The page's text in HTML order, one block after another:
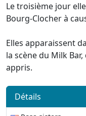
Le troisième jour
Bourg-Clocher à
Elles apparaissent
la scène du Milk
appris.
Détails